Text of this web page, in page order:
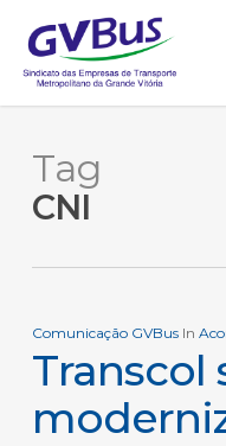
main
content
Tag
CNI
Comunicação GVBus In
Transcol